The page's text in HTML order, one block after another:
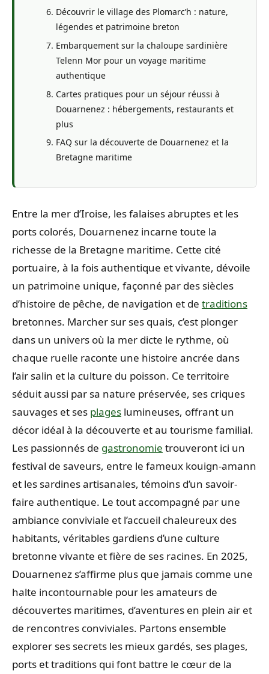
Découvrir le village des Plomarc’h : nature,
légendes et patrimoine breton
Embarquement sur la chaloupe sardinière
Telenn Mor pour un voyage maritime
authentique
Cartes pratiques pour un séjour réussi à
Douarnenez : hébergements, restaurants et
plus
FAQ sur la découverte de Douarnenez et la
Bretagne maritime
Entre la mer d’Iroise, les falaises abruptes et les
ports colorés, Douarnenez incarne toute la
richesse de la Bretagne maritime. Cette cité
portuaire, à la fois authentique et vivante, dévoile
un patrimoine unique, façonné par des siècles
d’histoire de pêche, de navigation et de traditions
bretonnes. Marcher sur ses quais, c’est plonger
dans un univers où la mer dicte le rythme, où
chaque ruelle raconte une histoire ancrée dans
l’air salin et la culture du poisson. Ce territoire
séduit aussi par sa nature préservée, ses criques
sauvages et ses plages lumineuses, offrant un
décor idéal à la découverte et au tourisme familial.
Les passionnés de gastronomie trouveront ici un
festival de saveurs, entre le fameux kouign-amann
et les sardines artisanales, témoins d’un savoir-
faire authentique. Le tout accompagné par une
ambiance conviviale et l’accueil chaleureux des
habitants, véritables gardiens d’une culture
bretonne vivante et fière de ses racines. En 2025,
Douarnenez s’affirme plus que jamais comme une
halte incontournable pour les amateurs de
découvertes maritimes, d’aventures en plein air et
de rencontres conviviales. Partons ensemble
explorer ses secrets les mieux gardés, ses plages,
ports et traditions qui font battre le cœur de la